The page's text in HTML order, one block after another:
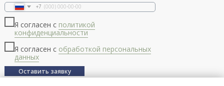
+7
Я согласен с политикой
конфиденциальности
Я согласен с обработкой персональных
данных
Оставить заявку